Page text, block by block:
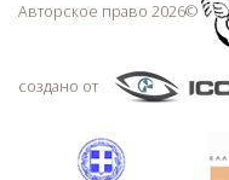
Авторское право 2026©
создано от